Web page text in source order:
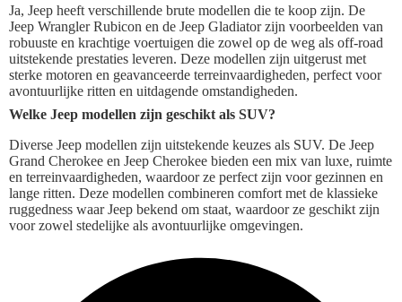
Ja, Jeep heeft verschillende brute modellen die te koop zijn. De
Jeep Wrangler Rubicon en de Jeep Gladiator zijn voorbeelden van
robuuste en krachtige voertuigen die zowel op de weg als off-road
uitstekende prestaties leveren. Deze modellen zijn uitgerust met
sterke motoren en geavanceerde terreinvaardigheden, perfect voor
avontuurlijke ritten en uitdagende omstandigheden.
Welke Jeep modellen zijn geschikt als SUV?
Diverse Jeep modellen zijn uitstekende keuzes als SUV. De Jeep
Grand Cherokee en Jeep Cherokee bieden een mix van luxe, ruimte
en terreinvaardigheden, waardoor ze perfect zijn voor gezinnen en
lange ritten. Deze modellen combineren comfort met de klassieke
ruggedness waar Jeep bekend om staat, waardoor ze geschikt zijn
voor zowel stedelijke als avontuurlijke omgevingen.